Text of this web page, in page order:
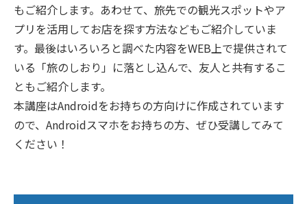
もご紹介します。あわせて、旅先での観光スポットやア
プリを活用してお店を探す方法などもご紹介していま
す。最後はいろいろと調べた内容をWEB上で提供されて
いる「旅のしおり」に落とし込んで、友人と共有するこ
ともご紹介します。
本講座はAndroidをお持ちの方向けに作成されています
ので、Androidスマホをお持ちの方、ぜひ受講してみて
ください！